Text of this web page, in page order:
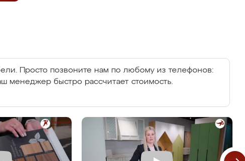
Просто позвоните нам по любому из телефонов:
менеджер быстро рассчитает стоимость.